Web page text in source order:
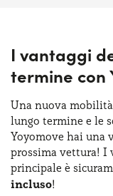
I vantaggi
termine con
Una nuova
lungo termine e le
Yoyomove hai una
prossima vettura! I
principale è
incluso!